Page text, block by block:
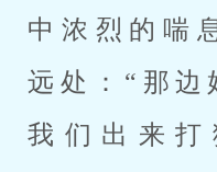
中浓烈的喘
远处：“那边
我们出来